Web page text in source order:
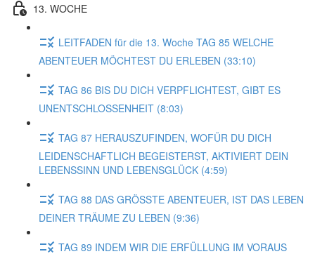
13. WOCHE
LEITFADEN für die 13. Woche TAG 85 WELCHE
ABENTEUER MÖCHTEST DU ERLEBEN (33:10)
TAG 86 BIS DU DICH VERPFLICHTEST, GIBT ES
UNENTSCHLOSSENHEIT (8:03)
TAG 87 HERAUSZUFINDEN, WOFÜR DU DICH
LEIDENSCHAFTLICH BEGEISTERST, AKTIVIERT DEIN
LEBENSSINN UND LEBENSGLÜCK (4:59)
TAG 88 DAS GRÖSSTE ABENTEUER, IST DAS LEBEN
DEINER TRÄUME ZU LEBEN (9:36)
TAG 89 INDEM WIR DIE ERFÜLLUNG IM VORAUS